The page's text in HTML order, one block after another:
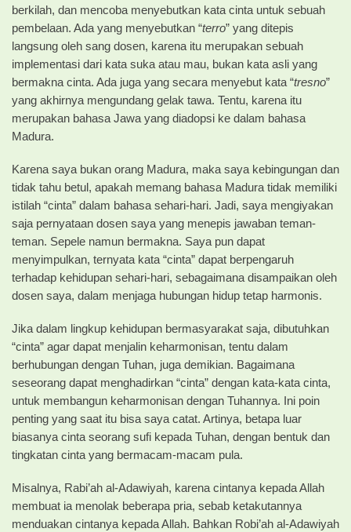
berkilah, dan mencoba menyebutkan kata cinta untuk sebuah
pembelaan. Ada yang menyebutkan “terro” yang ditepis
langsung oleh sang dosen, karena itu merupakan sebuah
implementasi dari kata suka atau mau, bukan kata asli yang
bermakna cinta. Ada juga yang secara menyebut kata “tresno”
yang akhirnya mengundang gelak tawa. Tentu, karena itu
merupakan bahasa Jawa yang diadopsi ke dalam bahasa
Madura.
Karena saya bukan orang Madura, maka saya kebingungan dan
tidak tahu betul, apakah memang bahasa Madura tidak memiliki
istilah “cinta” dalam bahasa sehari-hari. Jadi, saya mengiyakan
saja pernyataan dosen saya yang menepis jawaban teman-
teman. Sepele namun bermakna. Saya pun dapat
menyimpulkan, ternyata kata “cinta” dapat berpengaruh
terhadap kehidupan sehari-hari, sebagaimana disampaikan oleh
dosen saya, dalam menjaga hubungan hidup tetap harmonis.
Jika dalam lingkup kehidupan bermasyarakat saja, dibutuhkan
“cinta” agar dapat menjalin keharmonisan, tentu dalam
berhubungan dengan Tuhan, juga demikian. Bagaimana
seseorang dapat menghadirkan “cinta” dengan kata-kata cinta,
untuk membangun keharmonisan dengan Tuhannya. Ini poin
penting yang saat itu bisa saya catat. Artinya, betapa luar
biasanya cinta seorang sufi kepada Tuhan, dengan bentuk dan
tingkatan cinta yang bermacam-macam pula.
Misalnya, Rabi’ah al-Adawiyah, karena cintanya kepada Allah
membuat ia menolak beberapa pria, sebab ketakutannya
menduakan cintanya kepada Allah. Bahkan Robi’ah al-Adawiyah